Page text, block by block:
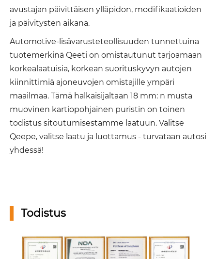
avustajan päivittäisen ylläpidon, modifikaatioiden
ja päivitysten aikana.
Automotive-lisävarusteteollisuuden tunnettuina
tuotemerkinä Qeeti on omistautunut tarjoamaan
korkealaatuisia, korkean suorituskyvyn autojen
kiinnittimiä ajoneuvojen omistajille ympäri
maailmaa. Tämä halkaisijaltaan 18 mm: n musta
muovinen kartiopohjainen puristin on toinen
todistus sitoutumisestamme laatuun. Valitse
Qeepe, valitse laatu ja luottamus - turvataan autosi
yhdessä!
Todistus